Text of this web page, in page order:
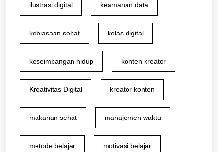
ilustrasi digital keamanan data
kebiasaan sehat kelas digital
keseimbangan hidup konten kreator
Kreativitas Digital kreator konten
makanan sehat manajemen waktu
metode belajar motivasi belajar